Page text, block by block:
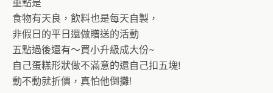
食物有天良，飲料也是每天自製，
非假日的平日還做贈送的活動
五點過後還有～買小升級成大份~
自己蛋糕形狀做不滿意的還自己扣五塊!
動不動就折價，真怕他倒攤!